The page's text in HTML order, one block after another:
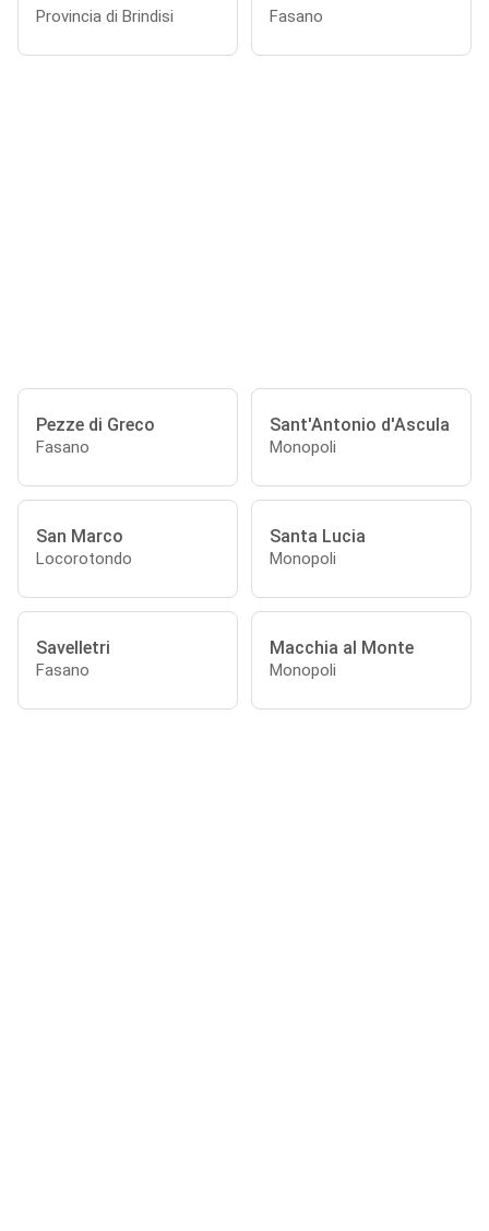
Provincia di Brindisi Fasano
Pezze di Greco
Fasano
Sant'Antonio d'Ascula
Monopoli
San Marco
Locorotondo
Santa Lucia
Monopoli
Savelletri
Fasano
Macchia al Monte
Monopoli